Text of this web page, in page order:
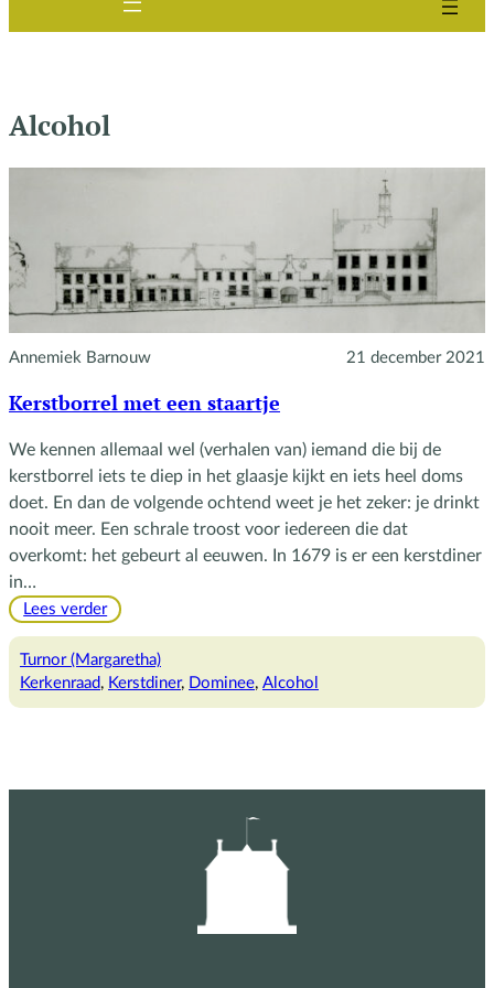
Alcohol
Annemiek Barnouw 21 december 2021
Kerstborrel met een staartje
We kennen allemaal wel (verhalen van) iemand die bij de
kerstborrel iets te diep in het glaasje kijkt en iets heel doms
doet. En dan de volgende ochtend weet je het zeker: je drinkt
nooit meer. Een schrale troost voor iedereen die dat
overkomt: het gebeurt al eeuwen. In 1679 is er een kerstdiner
in…
Lees verder:
met
een
Turnor (Margaretha)
Kerkenraad, Kerstdiner, Dominee, Alcohol